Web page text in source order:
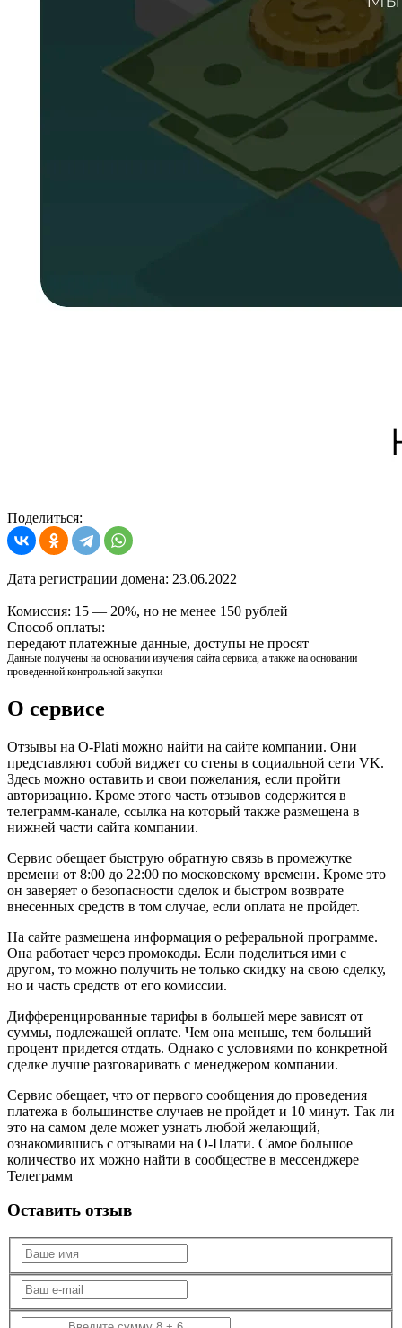
Поделиться:
Дата регистрации домена: 23.06.2022
Комиссия: 15 — 20%, но не менее 150 рублей
Способ оплаты:
передают платежные данные, доступы не просят
Данные получены на основании изучения сайта сервиса, а также на основании
проведенной контрольной закупки
О сервисе
Отзывы на O-Plati можно найти на сайте компании. Они
представляют собой виджет со стены в социальной сети VK.
Здесь можно оставить и свои пожелания, если пройти
авторизацию. Кроме этого часть отзывов содержится в
телеграмм-канале, ссылка на который также размещена в
нижней части сайта компании.
Сервис обещает быструю обратную связь в промежутке
времени от 8:00 до 22:00 по московскому времени. Кроме это
он заверяет о безопасности сделок и быстром возврате
внесенных средств в том случае, если оплата не пройдет.
На сайте размещена информация о реферальной программе.
Она работает через промокоды. Если поделиться ими с
другом, то можно получить не только скидку на свою сделку,
но и часть средств от его комиссии.
Дифференцированные тарифы в большей мере зависят от
суммы, подлежащей оплате. Чем она меньше, тем больший
процент придется отдать. Однако с условиями по конкретной
сделке лучше разговаривать с менеджером компании.
Сервис обещает, что от первого сообщения до проведения
платежа в большинстве случаев не пройдет и 10 минут. Так ли
это на самом деле может узнать любой желающий,
ознакомившись с отзывами на О-Плати. Самое большое
количество их можно найти в сообществе в мессенджере
Телеграмм
Оставить отзыв